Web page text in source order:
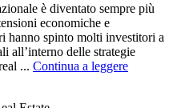
è diventato sempre più
economiche e
hanno spinto molti investitori a
all’interno delle strategie
... Continua a leggere